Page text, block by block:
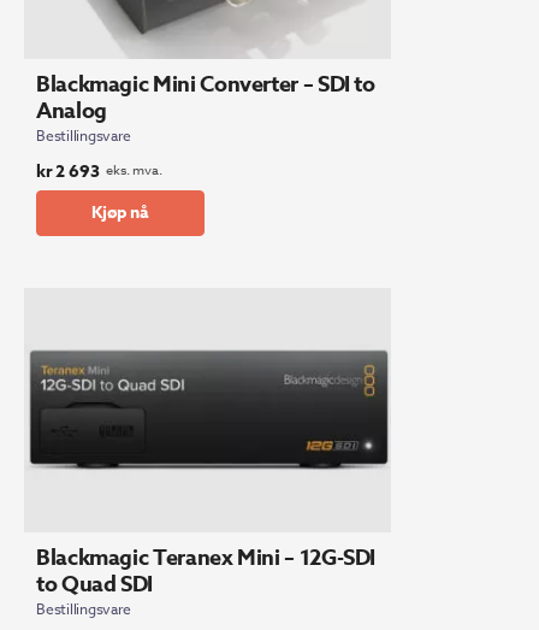
Blackmagic Mini Converter – SDI to
Analog
Bestillingsvare
kr2 693 eks. mva.
Kjøp nå
Blackmagic Teranex Mini – 12G-SDI
to Quad SDI
Bestillingsvare